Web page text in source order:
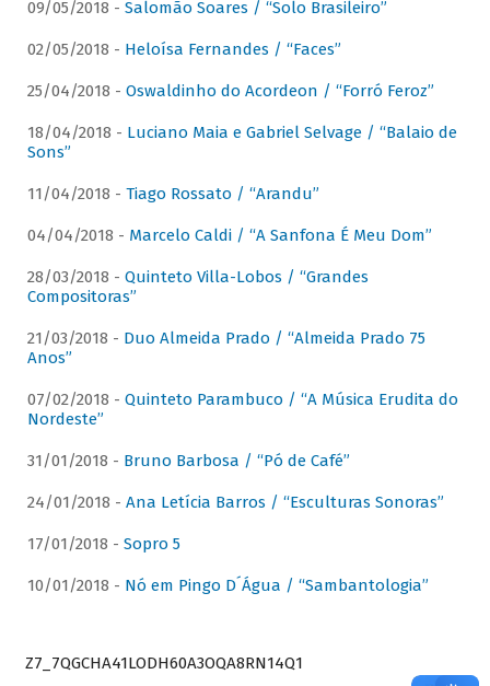
09/05/2018 - Salomão Soares / “Solo Brasileiro”
02/05/2018 - Heloísa Fernandes / “Faces”
25/04/2018 - Oswaldinho do Acordeon / “Forró Feroz”
18/04/2018 - Luciano Maia e Gabriel Selvage / “Balaio de
Sons”
11/04/2018 - Tiago Rossato / “Arandu”
04/04/2018 - Marcelo Caldi / “A Sanfona É Meu Dom”
28/03/2018 - Quinteto Villa-Lobos / “Grandes
Compositoras”
21/03/2018 - Duo Almeida Prado / “Almeida Prado 75
Anos”
07/02/2018 - Quinteto Parambuco / “A Música Erudita do
Nordeste”
31/01/2018 - Bruno Barbosa / “Pó de Café”
24/01/2018 - Ana Letícia Barros / “Esculturas Sonoras”
17/01/2018 - Sopro 5
10/01/2018 - Nó em Pingo D´Água / “Sambantologia”
Z7_7QGCHA41LODH60A3OQA8RN14Q1